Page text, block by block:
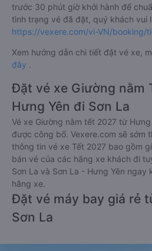
trước 30 phút giờ khởi hành để
tình trạng vé đã đặt, quý khách vui
https://vexere.com/vi-VN/booking/
Xem hướng dẫn chi tiết đặt vé xe,
đây .
Đặt vé xe Giường nằm
Hưng Yên đi Sơn La
Vé xe Giường nằm tết 2027 từ
được công bố. Vexere.com sẽ sớm
thông tin vé xe Tết 2027 bao gồm
bán vé của các hãng xe khách đi
Sơn La và Sơn La - Hưng Yên
hãng xe.
Đặt vé máy bay giá rẻ
Sơn La